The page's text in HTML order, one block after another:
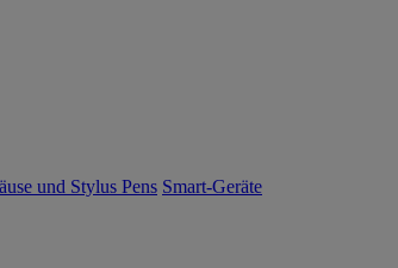
und Stylus Pens Smart-Geräte